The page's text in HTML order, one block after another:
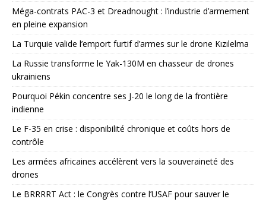
Méga-contrats PAC-3 et Dreadnought : l’industrie d’armement
en pleine expansion
La Turquie valide l’emport furtif d’armes sur le drone Kızılelma
La Russie transforme le Yak-130M en chasseur de drones
ukrainiens
Pourquoi Pékin concentre ses J-20 le long de la frontière
indienne
Le F-35 en crise : disponibilité chronique et coûts hors de
contrôle
Les armées africaines accélèrent vers la souveraineté des
drones
Le BRRRRT Act : le Congrès contre l’USAF pour sauver le